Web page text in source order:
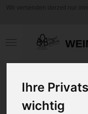
Ihre
wichtig